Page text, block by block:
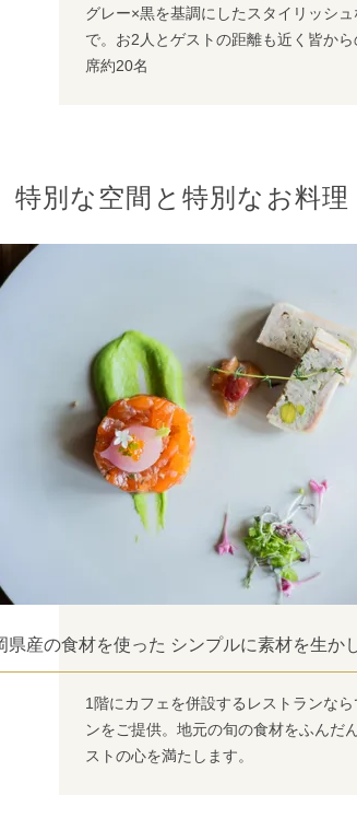
グレー×黒を基調にしたスタイリッシ
で。お2人とゲストの距離も近く皆か
席約20名
特別な空間と特別なお料理
県産の食材を使った シンプルに素材を生か
1階にカフェを併設するレストランな
ンをご提供。地元の旬の食材をふんだ
ストの心を満たします。